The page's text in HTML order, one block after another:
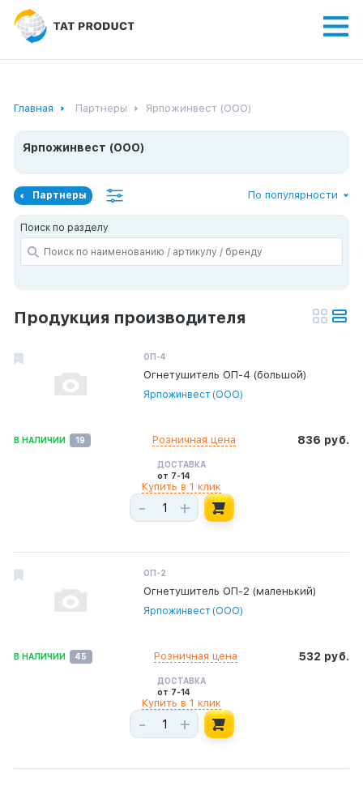
Главная Партнеры Ярпожинвест (ООО)
Партнеры
Ярпожинвест (ООО)
По популярности
Поиск по разделу
Продукция производителя
ОП-4
Огнетушитель ОП-4 (большой)
Ярпожинвест (ООО)
В НАЛИЧИИ 19 836 руб.
Розничная цена
ДОСТАВКА
от 7-14
- +
Купить в 1 клик
ОП-2
Огнетушитель ОП-2 (маленький)
Ярпожинвест (ООО)
В НАЛИЧИИ 45 532 руб.
Розничная цена
ДОСТАВКА
от 7-14
- +
Купить в 1 клик